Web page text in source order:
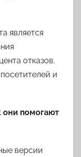
является
отказов.
и
они помогают
версии